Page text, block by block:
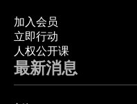
加入会员
立即行动
人权公开课
最新消息